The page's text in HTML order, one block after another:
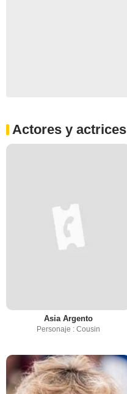
Actores y actrices
Asia Argento
Personaje : Cousin